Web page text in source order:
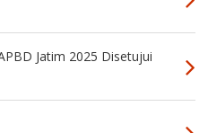
Jatim 2025 Disetujui